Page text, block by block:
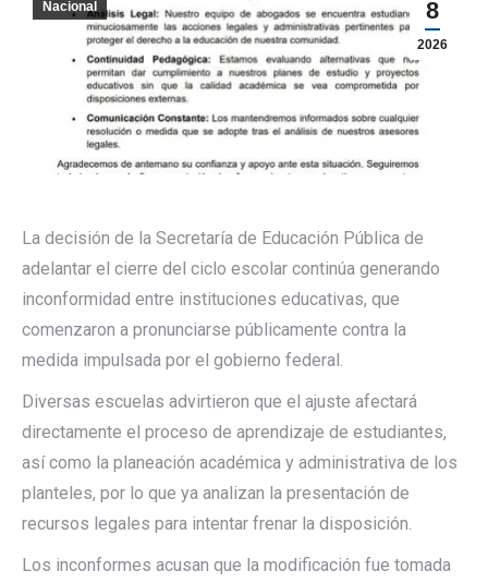
8
2026
Nacional
La decisión de la Secretaría de Educación Pública de
adelantar el cierre del ciclo escolar continúa generando
inconformidad entre instituciones educativas, que
comenzaron a pronunciarse públicamente contra la
medida impulsada por el gobierno federal.
Diversas escuelas advirtieron que el ajuste afectará
directamente el proceso de aprendizaje de estudiantes,
así como la planeación académica y administrativa de los
planteles, por lo que ya analizan la presentación de
recursos legales para intentar frenar la disposición.
Los inconformes acusan que la modificación fue tomada